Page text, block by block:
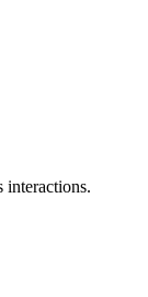
interactions.